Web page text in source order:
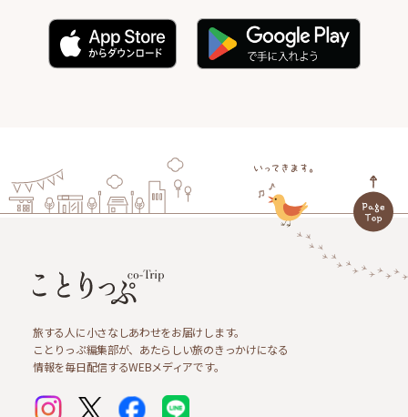
旅する人に小さなしあわせをお届けします。
ことりっぷ編集部が、あたらしい旅のきっかけになる
情報を毎日配信するWEBメディアです。